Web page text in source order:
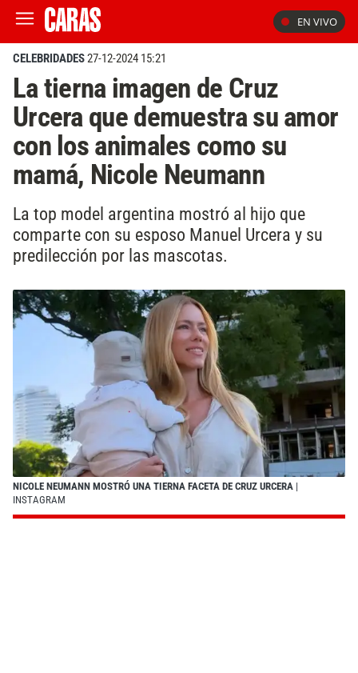
EN VIVO
CELEBRIDADES27-12-2024 15:21
La tierna imagen de Cruz
Urcera que demuestra su amor
con los animales como su
mamá, Nicole Neumann
La top model argentina mostró al hijo que
comparte con su esposo Manuel Urcera y su
predilección por las mascotas.
NICOLE NEUMANN MOSTRÓ UNA TIERNA FACETA DE CRUZ URCERA |
INSTAGRAM